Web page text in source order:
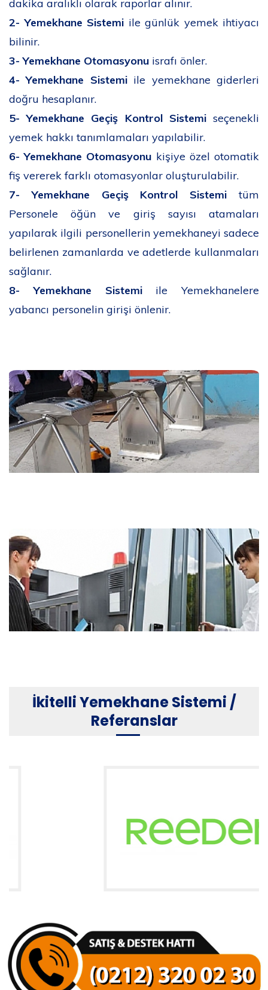
dakika aralıklı olarak raporlar alınır.
2- Yemekhane Sistemi ile günlük yemek ihtiyacı
bilinir.
3- Yemekhane Otomasyonu israfı önler.
4- Yemekhane Sistemiile yemekhane giderleri
doğru hesaplanır.
5- Yemekhane Geçiş Kontrol Sistemiseçenekli
yemek hakkı tanımlamaları yapılabilir.
6- Yemekhane Otomasyonu kişiye özel otomatik
fiş vererek farklı otomasyonlar oluşturulabilir.
7-
Yemekhane Geçiş Kontrol Sistemi tüm
Personele öğün ve giriş sayısı atamaları
yapılarak ilgili personellerin yemekhaneyi sadece
belirlenen zamanlarda ve adetlerde kullanmaları
sağlanır.
8-
Yemekhane Sistemiile Yemekhanelere
yabancı personelin girişi önlenir.
İkitelli Yemekhane Sistemi /
Referanslar